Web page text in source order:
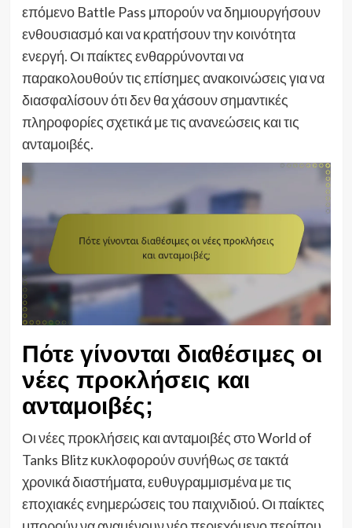
επόμενο Battle Pass μπορούν να δημιουργήσουν
ενθουσιασμό και να κρατήσουν την κοινότητα
ενεργή. Οι παίκτες ενθαρρύνονται να
παρακολουθούν τις επίσημες ανακοινώσεις για να
διασφαλίσουν ότι δεν θα χάσουν σημαντικές
πληροφορίες σχετικά με τις ανανεώσεις και τις
ανταμοιβές.
Πότε γίνονται διαθέσιμες οι
νέες προκλήσεις και
ανταμοιβές;
Οι νέες προκλήσεις και ανταμοιβές στο World of
Tanks Blitz κυκλοφορούν συνήθως σε τακτά
χρονικά διαστήματα, ευθυγραμμισμένα με τις
εποχιακές ενημερώσεις του παιχνιδιού. Οι παίκτες